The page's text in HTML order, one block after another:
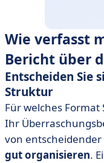
Wie verfasst
Bericht über
Entscheiden Sie
Struktur
Für welches
Ihr
von entscheidender
gut organisieren.